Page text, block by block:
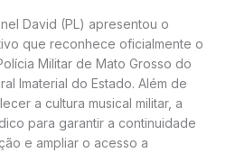
David (PL) apresentou o
que reconhece oficialmente o
Militar de Mato Grosso do
Imaterial do Estado. Além de
a cultura musical militar, a
para garantir a continuidade
e ampliar o acesso a